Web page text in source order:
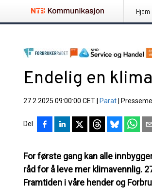
Hjem
Endelig en
27.2.2025 09:00:00 CET Parat
Del
For første gang kan alle
råd for å leve mer klimavennlig.
Framtiden i våre hender og